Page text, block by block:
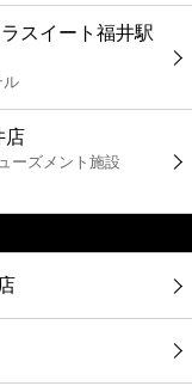
スイート福井駅
ル
店
ーズメント施設